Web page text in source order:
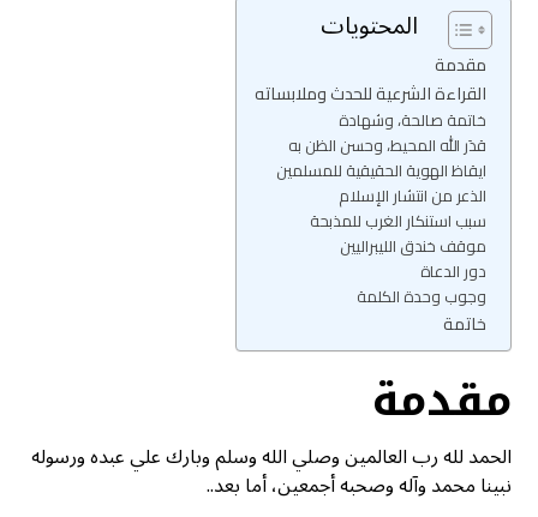
المحتويات
مقدمة
القراءة الشرعية للحدث وملابساته
خاتمة صالحة، وشهادة
قدَر الله المحيط، وحسن الظن به
ايقاظ الهوية الحقيقية للمسلمين
الذعر من انتشار الإسلام
سبب استنكار الغرب للمذبحة
موقف خندق الليبراليين
دور الدعاة
وجوب وحدة الكلمة
خاتمة
مقدمة
الحمد لله رب العالمين وصلي الله وسلم وبارك علي عبده ورسوله
نبينا محمد وآله وصحبه أجمعين، أما بعد..